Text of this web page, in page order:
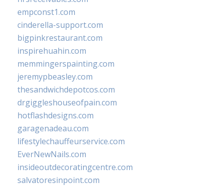
empconst1.com
cinderella-support.com
bigpinkrestaurant.com
inspirehuahin.com
memmingerspainting.com
jeremypbeasley.com
thesandwichdepotcos.com
drgiggleshouseofpain.com
hotflashdesigns.com
garagenadeau.com
lifestylechauffeurservice.com
EverNewNails.com
insideoutdecoratingcentre.com
salvatoresinpoint.com